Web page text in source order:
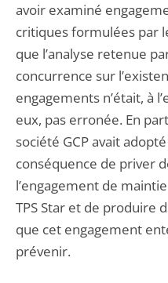
avoir examiné
critiques formulées par
que l’analyse retenue
concurrence sur
engagements n’était, à
eux, pas erronée. En
société GCP avait
conséquence de priver
l’engagement de
TPS Star et de produire
que cet engagement
prévenir.